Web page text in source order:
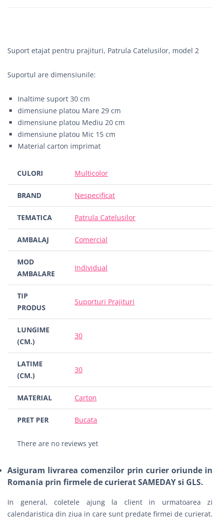
Suport etajat pentru prajituri, Patrula Catelusilor, model 2
Suportul are dimensiunile:
Inaltime suport 30 cm
dimensiune platou Mare 29 cm
dimensiune platou Mediu 20 cm
dimensiune platou Mic 15 cm
Material carton imprimat
CULORI Multicolor
BRAND Nespecificat
TEMATICA Patrula Catelusilor
AMBALAJ Comercial
MOD
AMBALARE
Individual
TIP
PRODUS
Suporturi Prajituri
LUNGIME
(CM.)
30
LATIME
(CM.)
30
MATERIAL Carton
PRET PER Bucata
There are no reviews yet
Asiguram livrarea comenzilor prin curier oriunde in
Romania prin firmele de curierat SAMEDAY si GLS.
In general, coletele ajung la client in urmatoarea zi
calendaristica din ziua in care sunt predate firmei de curierat.